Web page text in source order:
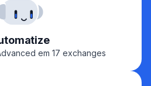
em 17 exchanges